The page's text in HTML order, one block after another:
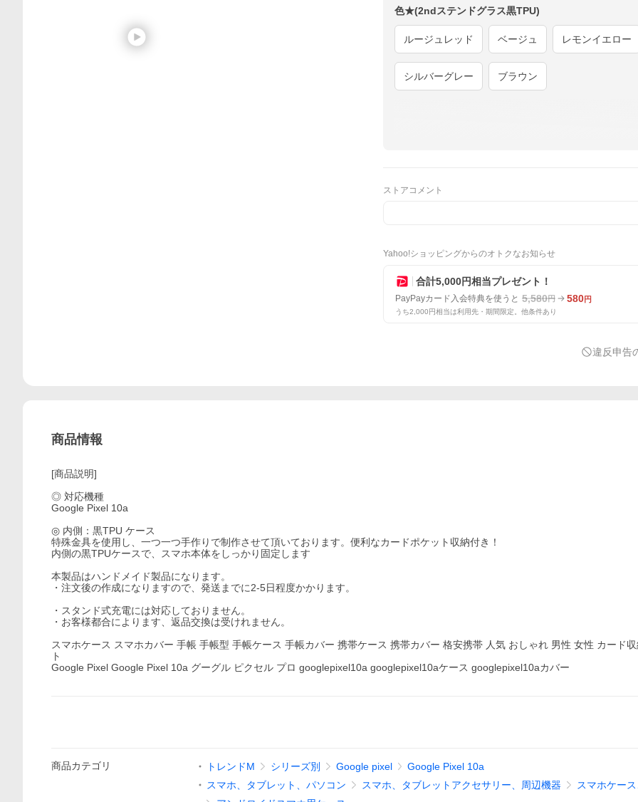
色★(2ndステンドグラス黒TPU)
ルージュレッド ベージュ レモンイエロー
シルバーグレー ブラウン
ストアコメント
Yahoo!ショッピングからのオトクなお知らせ
合計5,000円相当プレゼント！
PayPayカード入会特典を使うと 5,580円 580円
うち2,000円相当は利用先・期間限定。他条件あり
違反申告
商品情報
[商品説明]
◎ 対応機種
Google Pixel 10a
◎ 内側：黒TPU ケース
特殊金具を使用し、一つ一つ手作りで制作させて頂いております。便利なカードポケット収納付き！
内側の黒TPUケースで、スマホ本体をしっかり固定します
本製品はハンドメイド製品になります。
・注文後の作成になりますので、発送までに2-5日程度かかります。
・スタンド式充電には対応しておりません。
・お客様都合によります、返品交換は受けれません。
スマホケース スマホカバー 手帳 手帳型 手帳ケース 手帳カバー 携帯ケース 携帯カバー 格安携帯 人気 おしゃれ 男性 女性 カード
ト
Google Pixel Google Pixel 10a グーグル ピクセル プロ googlepixel10a googlepixel10aケース googlepixel10aカバー
商品カテゴリ トレンドM シリーズ別 Google pixel
Google Pixel 10a
スマホ、タブレット、パソコン
スマホ、タブレットアクセサリー、周辺機器
スマホケー